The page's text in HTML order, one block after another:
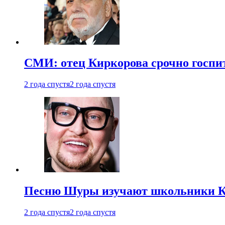
СМИ: отец Киркорова срочно
2 года спустя2 года спустя
Песню Шуры изучают школьники
2 года спустя2 года спустя